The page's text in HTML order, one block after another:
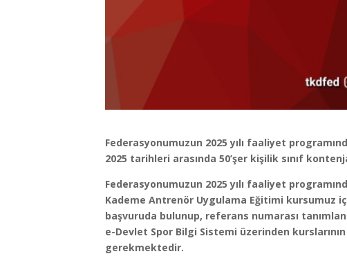
Federasyonumuzun 2025 yılı faaliyet
2025 tarihleri arasında 50’şer kişilik sınıf
Federasyonumuzun 2025 yılı faaliyet
Kademe Antrenör Uygulama Eğitimi kursumuz
başvuruda bulunup, referans numarası
e-Devlet Spor Bilgi Sistemi üzerinden
gerekmektedir.